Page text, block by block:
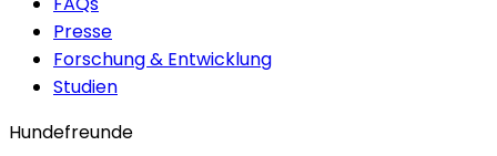
Presse
Forschung & Entwicklung
Studien
Hundefreunde